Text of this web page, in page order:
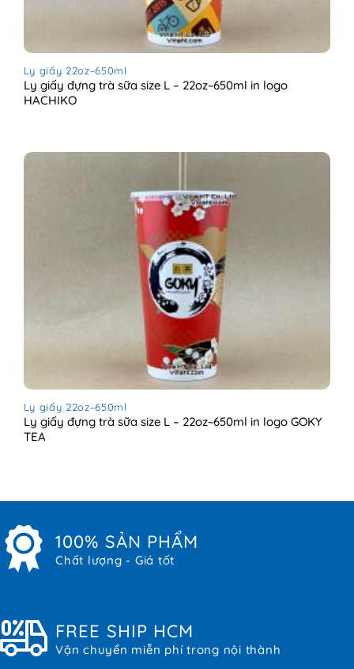
Ly giấy 22oz~650ml
Ly giấy đựng trà sữa size L – 22oz~650ml in logo
HACHIKO
Ly giấy 22oz~650ml
Ly giấy đựng trà sữa size L – 22oz~650ml in logo GOKY
TEA
100% SẢN PHẨM
Chất lượng - Giá tốt
FREE SHIP HCM
Vận chuyển miễn phí trong nội thành